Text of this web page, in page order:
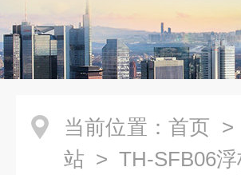
当前位置： 首页 >
站 > TH-SFB06